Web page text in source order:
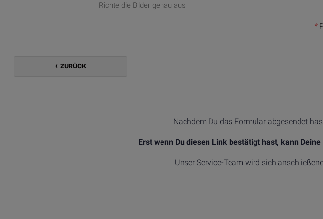
Richte die Bilder genau aus
*
ZURÜCK
Nachdem Du das Formular abgesendet
Erst wenn Du diesen Link bestätigt hast, kann
Unser Service-Team wird sich